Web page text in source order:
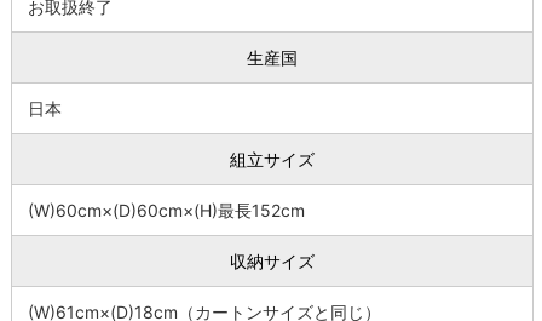
お取扱終了
生産国
日本
組立サイズ
(W)60cm×(D)60cm×(H)最長152cm
収納サイズ
(W)61cm×(D)18cm（カートンサイズと同じ）